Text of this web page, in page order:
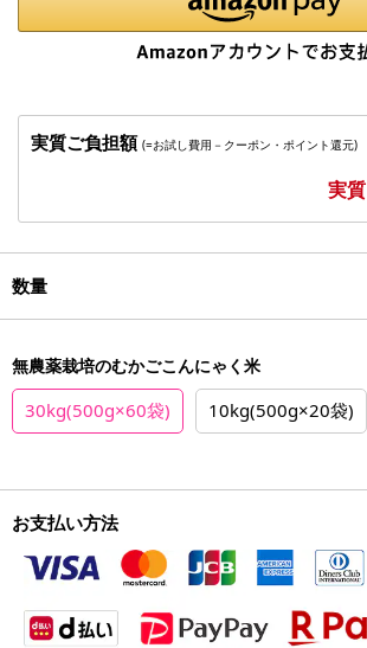
実質ご負担額 (=お試し費用－クーポン・ポイント還元)
実質
数量
無農薬栽培のむかごこんにゃく米
30kg(500g×60袋) 10kg(500g×20袋)
お支払い方法